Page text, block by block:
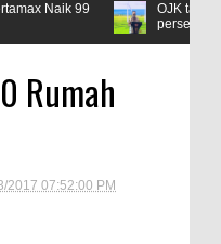
99
OJK targetkan
persen
Rumah
2017 07:52:00 PM